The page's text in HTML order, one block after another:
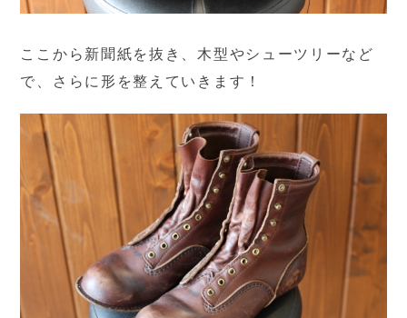
ここから新聞紙を抜き、木型やシューツリーなど
で、さらに形を整えていきます！